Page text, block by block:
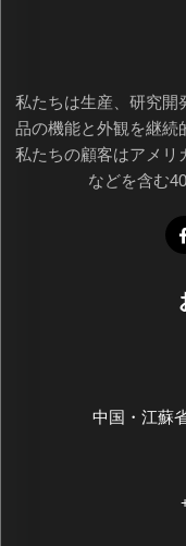
私たちは生産、研究開
品の機能と外観を継続
私たちの顧客はアメリ
などを含む
中国・江蘇